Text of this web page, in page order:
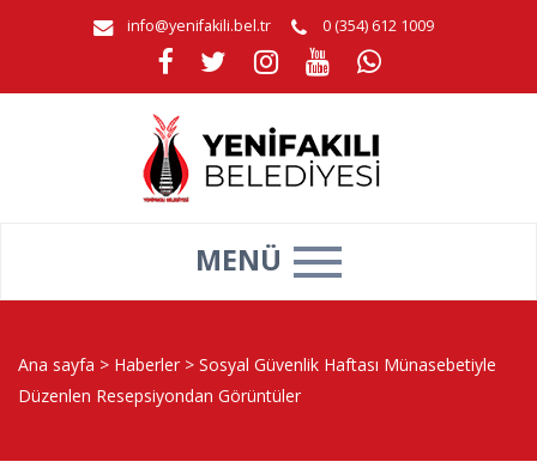
info@yenifakili.bel.tr 0 (354) 612 1009
MENÜ
Ana sayfa > Haberler > Sosyal Güvenlik Haftası Münasebetiyle
Düzenlen Resepsiyondan Görüntüler